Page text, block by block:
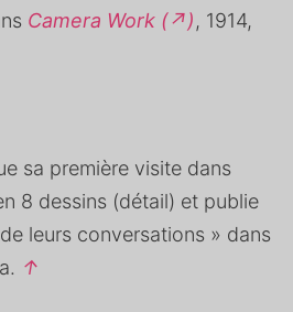
Camera Work (↗), 1914,
sa première visite dans
8 dessins (détail) et publie
leurs conversations » dans
↑